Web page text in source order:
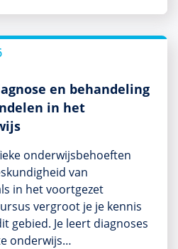
en behandeling
in het
onderwijsbehoeften
van
in het voortgezet
vergroot je je kennis
gebied. Je leert diagnoses
onderwijs…